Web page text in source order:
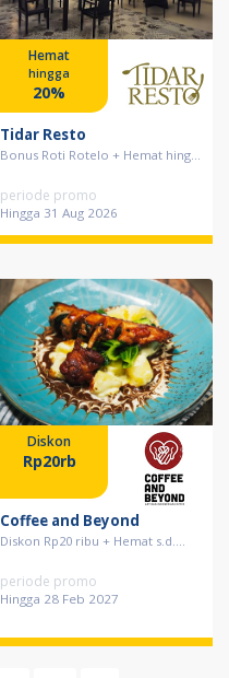
Hemat
hingga
20%
Tidar Resto
Bonus Roti Rotelo + Hemat hing...
periode promo
Hingga 31 Aug 2026
Diskon
Rp20rb
Coffee and Beyond
Diskon Rp20 ribu + Hemat s.d....
periode promo
Hingga 28 Feb 2027